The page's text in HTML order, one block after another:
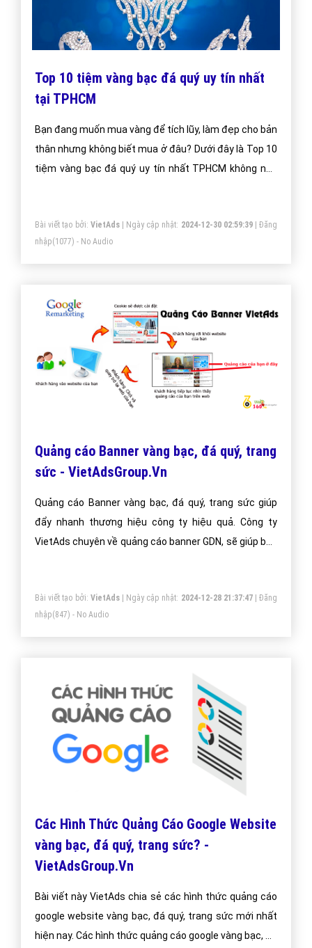
Top 10 tiệm vàng bạc đá quý uy tín nhất
tại TPHCM
Bạn đang muốn mua vàng để tích lũy, làm đẹp cho bản
thân nhưng không biết mua ở đâu? Dưới đây là Top 10
tiệm vàng bạc đá quý uy tín nhất TPHCM không nên
Bài viết tạo bởi: VietAds| Ngày cập nhật: 2024-12-30 02:59:39|Đăng
nhập(1077) - No Audio
Quảng cáo Banner vàng bạc, đá quý, trang
sức - VietAdsGroup.Vn
Quảng cáo Banner vàng bạc, đá quý, trang sức giúp
đẩy nhanh thương hiệu công ty hiệu quả. Công ty
VietAds chuyên về quảng cáo banner GDN, sẽ giúp bạn
nhanh chóng và hiệu quả.
Bài viết tạo bởi: VietAds| Ngày cập nhật: 2024-12-28 21:37:47|Đăng
nhập(847) - No Audio
Các Hình Thức Quảng Cáo Google Website
vàng bạc, đá quý, trang sức? -
VietAdsGroup.Vn
Bài viết này VietAds chia sẻ các hình thức quảng cáo
google website vàng bạc, đá quý, trang sức mới nhất
hiện nay. Các hình thức quảng cáo google vàng bạc, đá